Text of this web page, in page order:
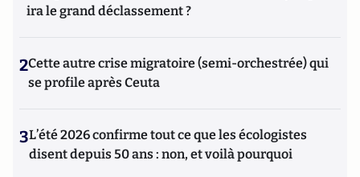
ira le grand déclassement ?
2Cette autre crise migratoire (semi-orchestrée) qui
se profile après Ceuta
3L’été 2026 confirme tout ce que les écologistes
disent depuis 50 ans : non, et voilà pourquoi